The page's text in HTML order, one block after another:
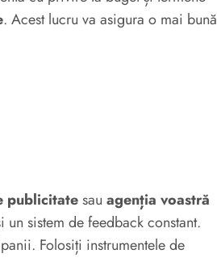
. Acest lucru va asigura o mai bună
publicitatesau agenția voastră
sistem de feedback constant.
Folosiți instrumentele de